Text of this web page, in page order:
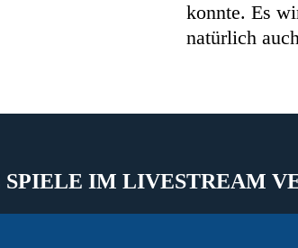
konnte. Es
natürlich
IM LIVESTREAM